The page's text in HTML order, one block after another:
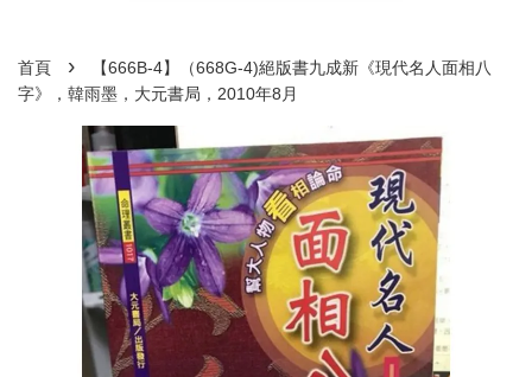
首頁 ›
【666B-4】（668G-4)絕版書九成新《現代名人面相八
字》，韓雨墨，大元書局，2010年8月